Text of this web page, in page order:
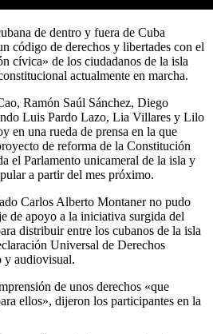
de dentro y fuera de Cuba
código de derechos y libertades con el
cívica» de los ciudadanos de la isla
actualmente en marcha.
Ramón Saúl Sánchez, Diego
Luis Pardo Lazo, Lia Villares y Lilo
en una rueda de prensa en la que
de reforma de la Constitución
el Parlamento unicameral de la isla y
a partir del mes próximo.
Carlos Alberto Montaner no pudo
de apoyo a la iniciativa surgida del
distribuir entre los cubanos de la isla
Universal de Derechos
y audiovisual.
de unos derechos «que
ellos», dijeron los participantes en la